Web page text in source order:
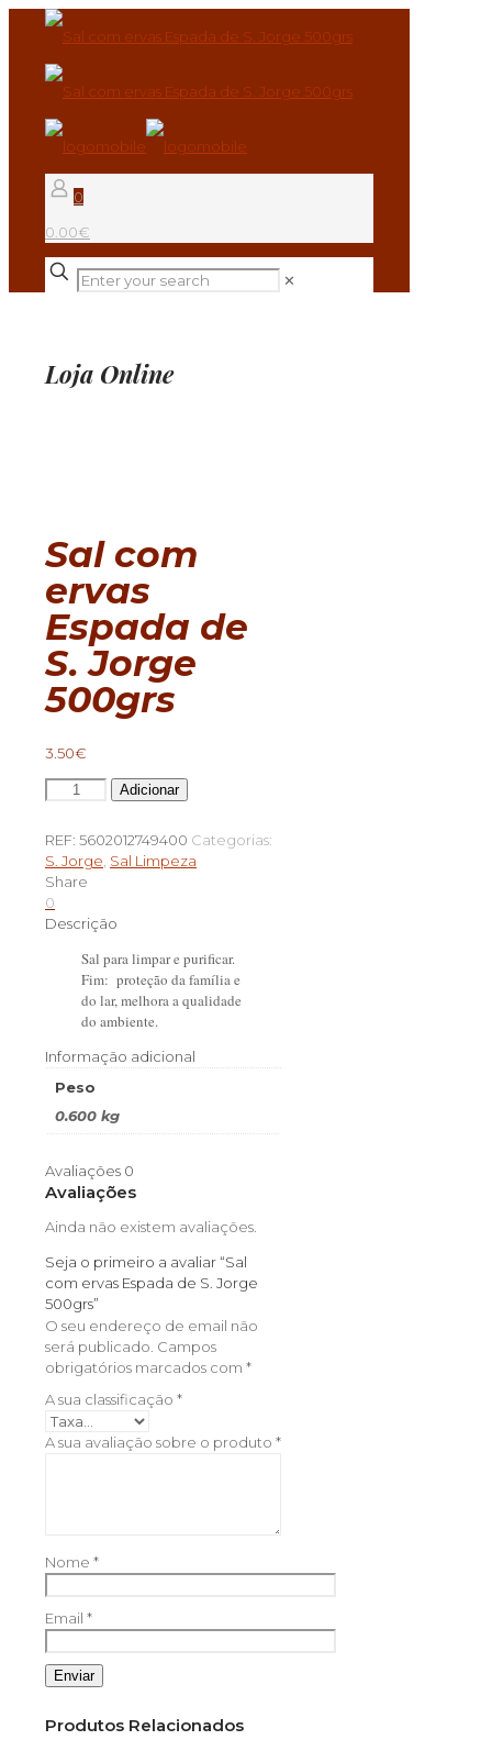
0
0.00€
✕
Loja Online
Sal com
ervas
Espada de
S. Jorge
500grs
3.50€
Quantidade
de
com
ervas
Espada
de
S.
Jorge
500grs
Adicionar
REF: 5602012749400 Categorias:
S. Jorge Sal Limpeza
Share
0
Descrição
Sal para limpar e purificar.
Fim: proteção da família e
do lar, melhora a qualidade
do ambiente.
Informação adicional
Peso
0.600 kg
Avaliações 0
Avaliações
Ainda não existem avaliações.
Seja o primeiro a avaliar “Sal
com ervas Espada de S. Jorge
500grs”
O seu endereço de email não
será publicado. Campos
obrigatórios marcados com *
A sua classificação *
A sua avaliação sobre o produto *
Nome *
Email *
Produtos Relacionados